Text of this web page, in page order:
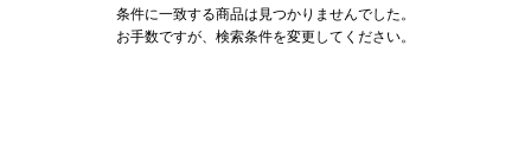
条件に一致する商品は見つかりませんでした。
お手数ですが、検索条件を変更してください。